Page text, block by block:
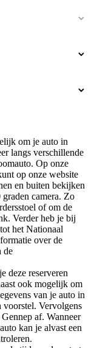
om je auto in
langs verschillende
Op onze
op onze website
en buiten bekijken
camera. Zo
of om de
Verder heb je bij
het Nationaal
over de
de
deze reserveren
ook mogelijk om
van je auto in
voorstel. Vervolgens
af. Wanneer
kan je alvast een